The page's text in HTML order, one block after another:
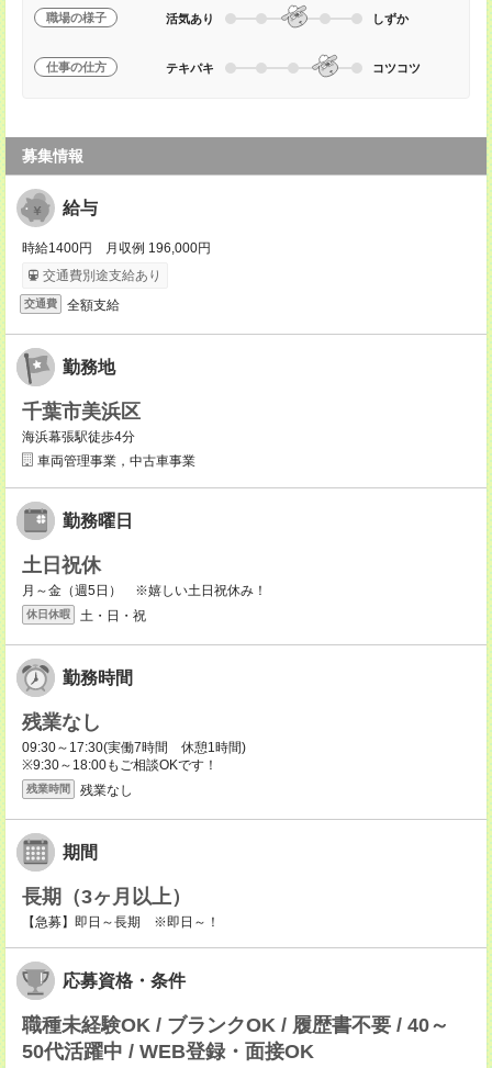
職場の様子 活気あり しずか
仕事の仕方 テキパキ コツコツ
募集情報
給与
時給1400円 月収例 196,000円
交通費別途支給あり
交通費 全額支給
勤務地
千葉市美浜区
海浜幕張駅徒歩4分
車両管理事業，中古車事業
勤務曜日
土日祝休
月～金（週5日） ※嬉しい土日祝休み！
休日休暇 土・日・祝
勤務時間
残業なし
09:30～17:30(実働7時間 休憩1時間)
※9:30～18:00もご相談OKです！
残業時間 残業なし
期間
長期（3ヶ月以上）
【急募】即日～長期 ※即日～！
応募資格・条件
職種未経験OK / ブランクOK / 履歴書不要 / 40～
50代活躍中 / WEB登録・面接OK